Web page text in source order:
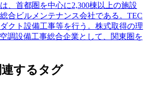
、首都圏を中心に2,300棟以上の施設
合ビルメンテナンス会社である。TEC
クト設備工事等を行う。株式取得の理
調設備工事総合企業として、関東圏を
するタグ